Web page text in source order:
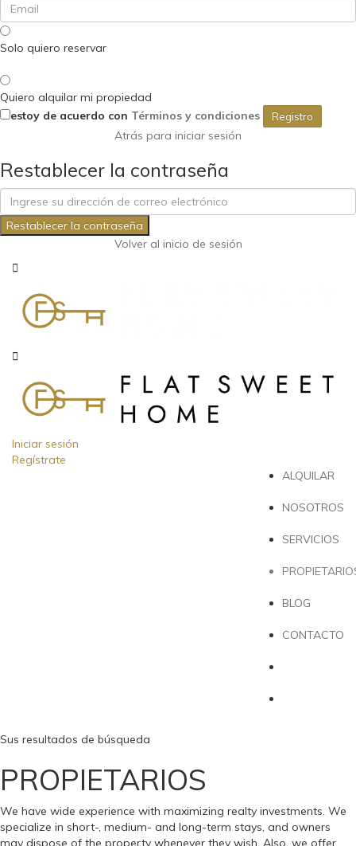
Solo quiero reservar
Quiero alquilar mi propiedad
estoy de acuerdo con Términos y condiciones Registro
Atrás para iniciar sesión
Restablecer la contraseña
Restablecer la contraseña
Volver al inicio de sesión
Iniciar sesión
Regístrate
ALQUILAR
NOSOTROS
SERVICIOS
BLOG
CONTACTO
Sus resultados de búsqueda
PROPIETARIOS
We have wide experience with maximizing realty investments. We
specialize in short-, medium- and long-term stays, and owners
may dispose of the property whenever they wish. Also, we offer